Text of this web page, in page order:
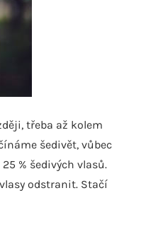
třeba až kolem
šedivět, vůbec
% šedivých vlasů.
odstranit. Stačí